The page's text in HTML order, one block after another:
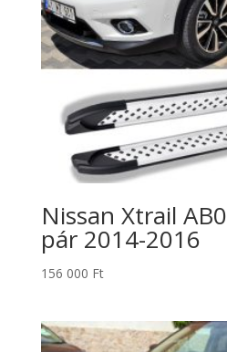
Nissan Xtrail
pár 2014-2016
156 000 Ft